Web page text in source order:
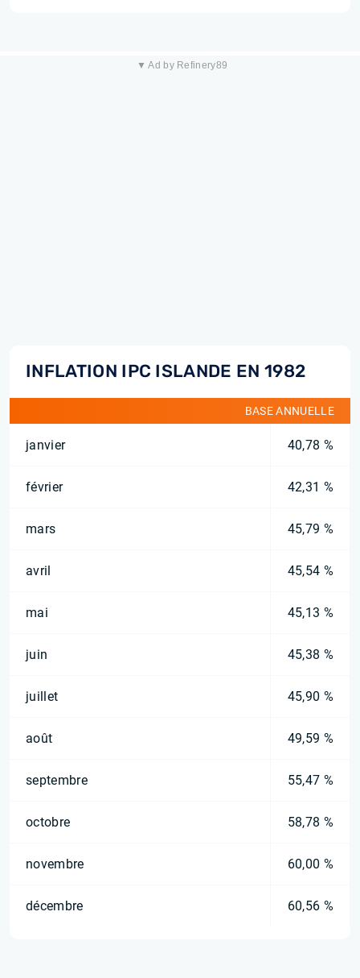
▼ Ad by Refinery89
INFLATION IPC ISLANDE EN 1982
BASE ANNUELLE
janvier 40,78 %
février 42,31 %
mars 45,79 %
avril 45,54 %
mai 45,13 %
juin 45,38 %
juillet 45,90 %
août 49,59 %
septembre 55,47 %
octobre 58,78 %
novembre 60,00 %
décembre 60,56 %